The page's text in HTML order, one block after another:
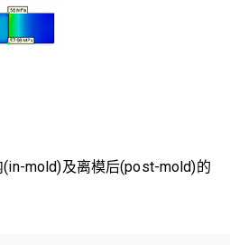
mold)及离模后(post-mold)的